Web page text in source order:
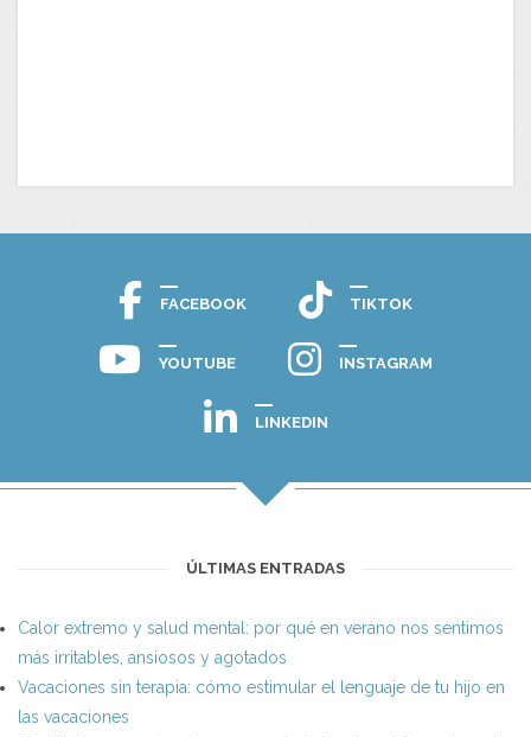
FACEBOOK TIKTOK
YOUTUBE INSTAGRAM
LINKEDIN
ÚLTIMAS ENTRADAS
Calor extremo y salud mental: por qué en verano nos sentimos
más irritables, ansiosos y agotados
Vacaciones sin terapia: cómo estimular el lenguaje de tu hijo en
las vacaciones